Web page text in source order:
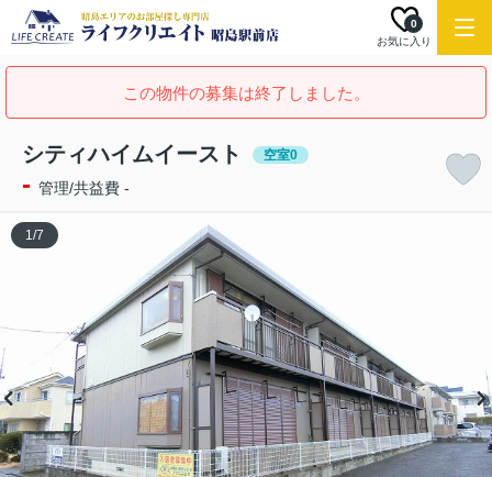
お気に入り
0
この物件の募集は終了しました。
シティハイムイースト 空室0
- 管理/共益費 -
1/7